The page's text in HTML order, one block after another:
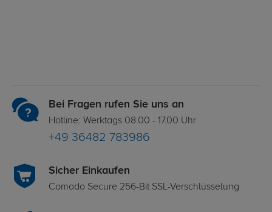
Bei Fragen rufen Sie uns an
Hotline: Werktags 08.00 - 17.00 Uhr
+49 36482 783986
Sicher Einkaufen
Comodo Secure 256-Bit SSL-Verschlüsselung